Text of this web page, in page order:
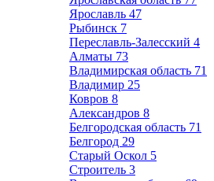
Ярославль 47
Рыбинск 7
Переславль-Залесский 4
Алматы 73
Владимирская область 71
Владимир 25
Ковров 8
Александров 8
Белгородская область 71
Белгород 29
Старый Оскол 5
Строитель 3